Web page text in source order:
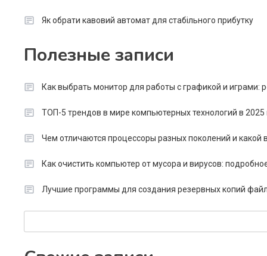
Як обрати кавовий автомат для стабільного прибутку
Полезные записи
Как выбрать монитор для работы с графикой и играми:
ТОП-5 трендов в мире компьютерных технологий в 2025
Чем отличаются процессоры разных поколений и какой
Как очистить компьютер от мусора и вирусов:
Лучшие программы для создания резервных копий